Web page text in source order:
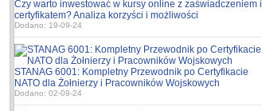
Czy warto inwestować w kursy online z zaświadczeniem i
certyfikatem? Analiza korzyści i możliwości
Dodano: 19-09-24
STANAG 6001: Kompletny Przewodnik po Certyfikacie
NATO dla Żołnierzy i Pracowników Wojskowych
Dodano: 02-09-24